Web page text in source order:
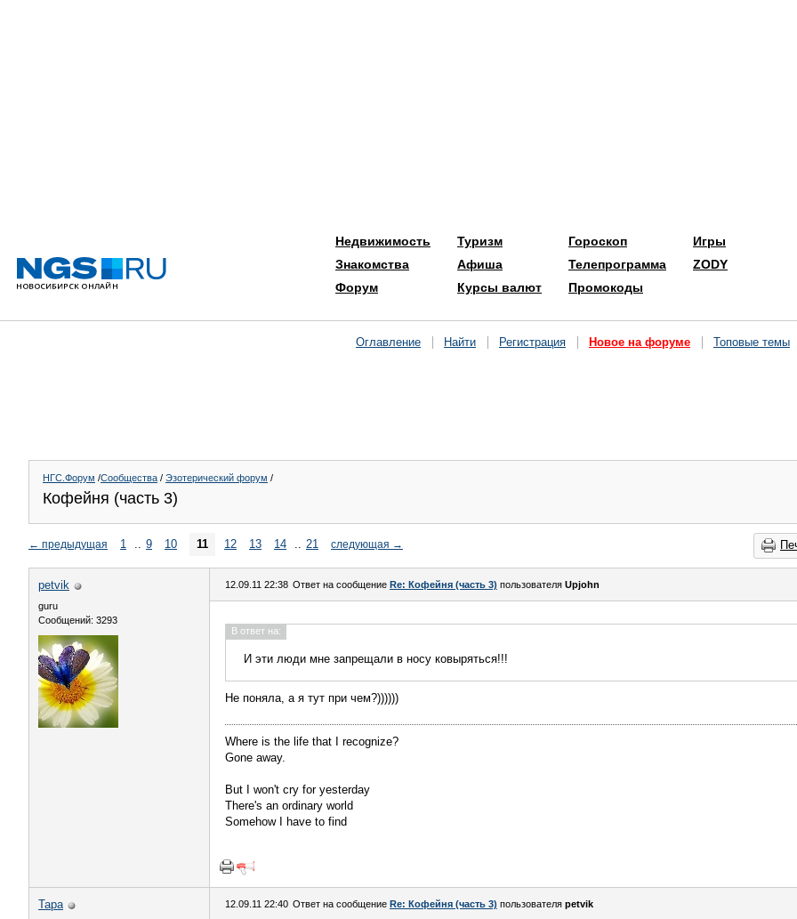
Недвижимость
Знакомства
Форум
Туризм
Афиша
Курсы валют
Гороскоп
Телепрограмма
Промокоды
Игры
ZODY
Оглавление Найти Регистрация Новое на форуме Топовые темы
НГС.Форум /Сообщества / Эзотерический форум /
Кофейня (часть 3)
← предыдущая 1 .. 9 10 11 12 13 14 .. 21 следующая →
petvik
guru
Сообщений: 3293
12.09.11 22:38 Ответ на сообщение Re: Кофейня (часть 3) пользователя Upjohn
В ответ на:
И эти люди мне запрещали в носу ковыряться!!!
Не поняла, а я тут при чем?))))))
Where is the life that I recognize?
Gone away.
But I won't cry for yesterday
There's an ordinary world
Somehow I have to find
Тара 12.09.11 22:40 Ответ на сообщение Re: Кофейня (часть 3) пользователя petvik